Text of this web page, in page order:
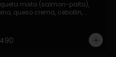
mixta (salmon-palta),
queso crema, cebollin,